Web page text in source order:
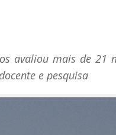
avaliou mais de 21
e pesquisa